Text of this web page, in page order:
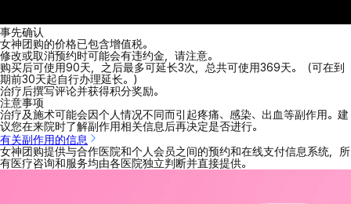
事先确认
女神团购的价格已包含增值税。
修改或取消预约时可能会有违约金，请注意。
购买后可使用90天，之后最多可延长3次，总共可使用369天。（可在到
期前30天起自行办理延长。）
治疗后撰写评论并获得积分奖励。
注意事项
治疗及施术可能会因个人情况不同而引起疼痛、感染、出血等副作用。建
议您在来院时了解副作用相关信息后再决定是否进行。
有关副作用的信息
女神团购提供与合作医院和个人会员之间的预约和在线支付信息系统，所
有医疗咨询和服务均由各医院独立判断并直接提供。